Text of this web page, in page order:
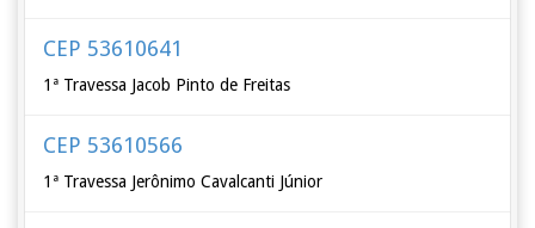
CEP 53610641
1ª Travessa Jacob Pinto de Freitas
CEP 53610566
1ª Travessa Jerônimo Cavalcanti Júnior